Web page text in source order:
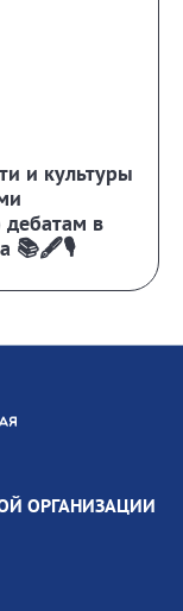
и культуры
дебатам в
📚🖋️🎙️
ОРГАНИЗАЦИИ